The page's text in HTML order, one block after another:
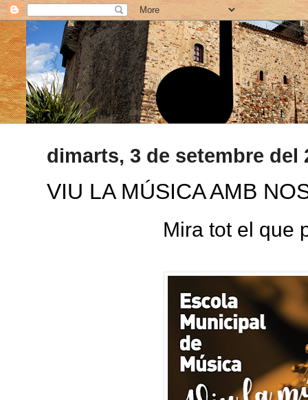
dimarts, 3 de setembre del
VIU LA MÚSICA AMB
Mira tot el que